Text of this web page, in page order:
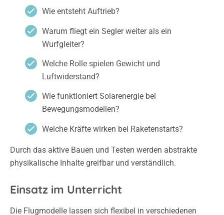
Wie entsteht Auftrieb?
Warum fliegt ein Segler weiter als ein
Wurfgleiter?
Welche Rolle spielen Gewicht und
Luftwiderstand?
Wie funktioniert Solarenergie bei
Bewegungsmodellen?
Welche Kräfte wirken bei Raketenstarts?
Durch das aktive Bauen und Testen werden abstrakte
physikalische Inhalte greifbar und verständlich.
Einsatz im Unterricht
Die Flugmodelle lassen sich flexibel in verschiedenen